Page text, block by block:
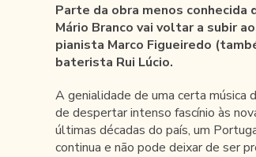
Parte da obra menos conhecida
Mário Branco vai voltar a subir
pianista Marco Figueiredo
baterista Rui Lúcio.
A genialidade de uma certa música
de despertar intenso fascínio às
últimas décadas do país, um
continua e não pode deixar de ser